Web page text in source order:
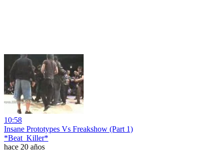
10:58
Insane Prototypes Vs Freakshow (Part 1)
*Beat_Killer*
hace 20 años